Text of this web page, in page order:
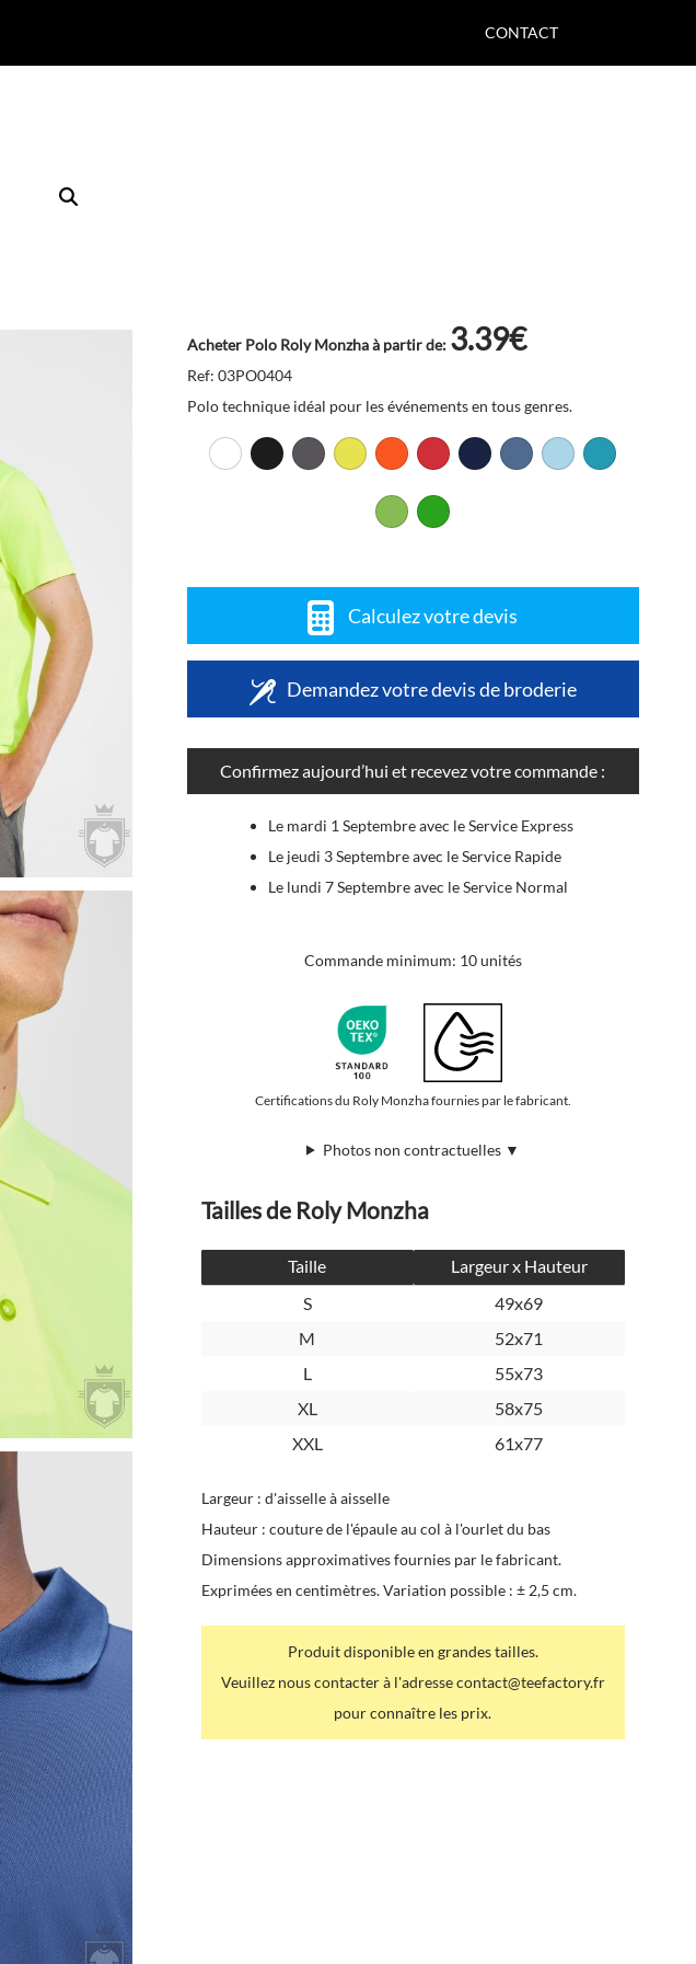
CONTACT
Acheter Polo Roly Monzha à partir de: 3.39€
Ref: 03PO0404
Polo technique idéal pour les événements en tous genres.
Calculez votre devis
Demandez votre devis de broderie
Confirmez aujourd’hui et recevez votre commande :
Le mardi 1 Septembre avec le Service Express
Le jeudi 3 Septembre avec le Service Rapide
Le lundi 7 Septembre avec le Service Normal
Commande minimum: 10 unités
Certifications du Roly Monzha fournies par le fabricant.
Photos non contractuelles ▼
Tailles de Roly Monzha
Taille
Largeur x Hauteur
S
49x69
M
52x71
L
55x73
XL
58x75
XXL
61x77
Largeur : d'aisselle à aisselle
Hauteur : couture de l'épaule au col à l'ourlet du bas
Dimensions approximatives fournies par le fabricant.
Exprimées en centimètres. Variation possible : ± 2,5 cm.
Produit disponible en grandes tailles.
Veuillez nous contacter à l'adresse contact@teefactory.fr
pour connaître les prix.